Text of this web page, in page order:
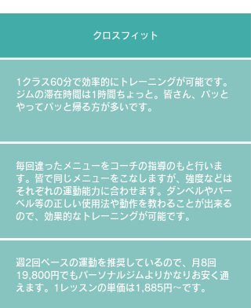
クロスフィット
1クラス60分で効率的にトレーニングが可能です。
ジムの滞在時間は1時間ちょっと。皆さん、パッと
やってパッと帰る方が多いです。
毎回違ったメニューをコーチの指導のもと行いま
す。皆で同じメニューをこなしますが、強度などは
それぞれの運動能力に合わせます。ダンベルやバー
ベル等の正しい使用法や動作を教わることが出来る
ので、効果的なトレーニングが可能です。
週2回ペースの運動を推奨しているので、月8回
19,800円でもパーソナルジムよりかなりお安く通
えます。1レッスンの単価は1,885円〜です。